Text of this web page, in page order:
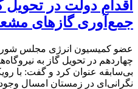
اقدام دولت در تحویل
جمع‌آوری گازهای
عضو کمیسیون انرژی مجلس
چهاردهم در تحویل گاز به
بی‌سابقه عنوان کرد و گفت: با
نگرانی‌ای در زمستان امسال وجود